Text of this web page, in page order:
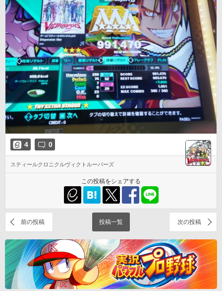
4 0
スティールクロニクルヴィクトルーパーズ
この投稿をシェアする
前の投稿 投稿一覧 次の投稿